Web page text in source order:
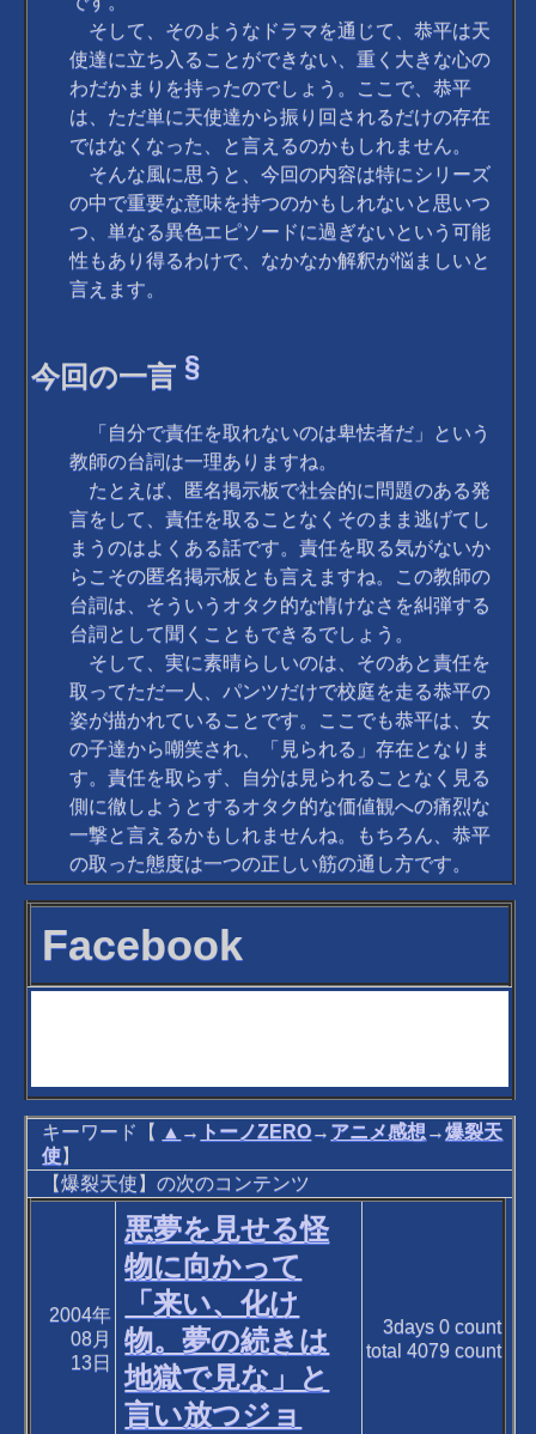
そして、そのようなドラマを通じて、恭平は天
使達に立ち入ることができない、重く大きな心の
わだかまりを持ったのでしょう。ここで、恭平
は、ただ単に天使達から振り回されるだけの存在
ではなくなった、と言えるのかもしれません。
そんな風に思うと、今回の内容は特にシリーズ
の中で重要な意味を持つのかもしれないと思いつ
つ、単なる異色エピソードに過ぎないという可能
性もあり得るわけで、なかなか解釈が悩ましいと
言えます。
今回の一言§
「自分で責任を取れないのは卑怯者だ」という
教師の台詞は一理ありますね。
たとえば、匿名掲示板で社会的に問題のある発
言をして、責任を取ることなくそのまま逃げてし
まうのはよくある話です。責任を取る気がないか
らこその匿名掲示板とも言えますね。この教師の
台詞は、そういうオタク的な情けなさを糾弾する
台詞として聞くこともできるでしょう。
そして、実に素晴らしいのは、そのあと責任を
取ってただ一人、パンツだけで校庭を走る恭平の
姿が描かれていることです。ここでも恭平は、女
の子達から嘲笑され、「見られる」存在となりま
す。責任を取らず、自分は見られることなく見る
側に徹しようとするオタク的な価値観への痛烈な
一撃と言えるかもしれませんね。もちろん、恭平
の取った態度は一つの正しい筋の通し方です。
Facebook
キーワード【 ▲ → トーノZERO→ アニメ感想 →爆裂天
使】
【爆裂天使】の次のコンテンツ
2004年
08月
13日
悪夢を見せる怪
物に向かって
「来い、化け
物。夢の続きは
地獄で見な」と
言い放つジョ
3days 0count
total 4079 count